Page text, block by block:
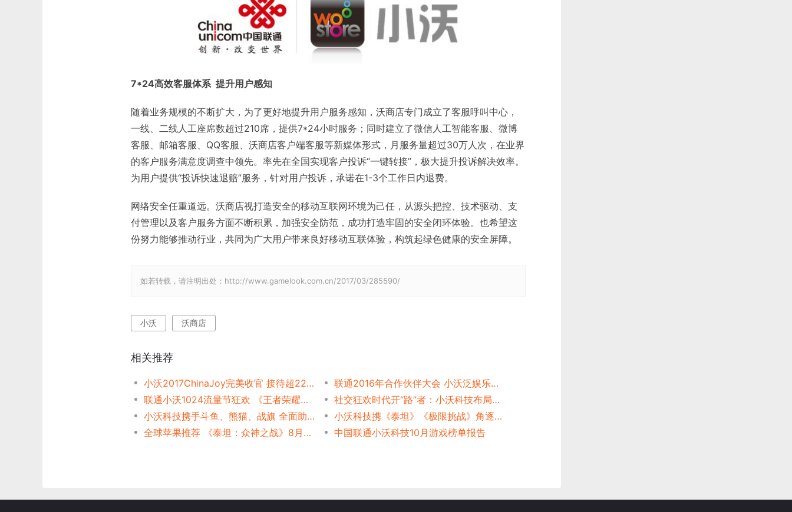
7*24高效客服体系 提升用户感知
随着业务规模的不断扩大，为了更好地提升用户服务感知，沃商店专门成立了客服呼叫中心，
一线、二线人工座席数超过210席，提供7*24小时服务；同时建立了微信人工智能客服、微博
客服、邮箱客服、QQ客服、沃商店客户端客服等新媒体形式，月服务量超过30万人次，在业界
的客户服务满意度调查中领先。率先在全国实现客户投诉“一键转接”，极大提升投诉解决效率。
为用户提供“投诉快速退赔”服务，针对用户投诉，承诺在1-3个工作日内退费。
网络安全任重道远。沃商店视打造安全的移动互联网环境为己任，从源头把控、技术驱动、支
付管理以及客户服务方面不断积累，加强安全防范，成功打造牢固的安全闭环体验。也希望这
份努力能够推动行业，共同为广大用户带来良好移动互联体验，构筑起绿色健康的安全屏障。
如若转载，请注明出处：http://www.gamelook.com.cn/2017/03/285590/
小沃 沃商店
相关推荐
小沃2017ChinaJoy完美收官 接待超22万观众
联通2016年合作伙伴大会 小沃泛娱乐亮相
联通小沃1024流量节狂欢 《王者荣耀》1元18G再掀高潮
社交狂欢时代开“路”者：小沃科技布局流量合作
小沃科技携手斗鱼、熊猫、战旗 全面助推移动电竞健康发展
小沃科技携《泰坦》《极限挑战》角逐2017金翎奖
全球苹果推荐 《泰坦：众神之战》8月震撼登陆中国
中国联通小沃科技10月游戏榜单报告